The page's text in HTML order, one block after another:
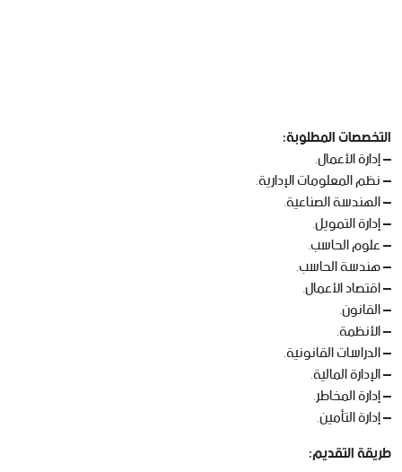
التخصصات المطلوبة:
– إدارة الأعمال.
– نظم المعلومات الإدارية.
– الهندسة الصناعية.
– إدارة التمويل.
– علوم الحاسب.
– هندسة الحاسب.
– اقتصاد الأعمال.
– القانون.
– الأنظمة.
– الدراسات القانونية.
– الإدارة المالية.
– إدارة المخاطر.
– إدارة التأمين.
طريقة التقديم: